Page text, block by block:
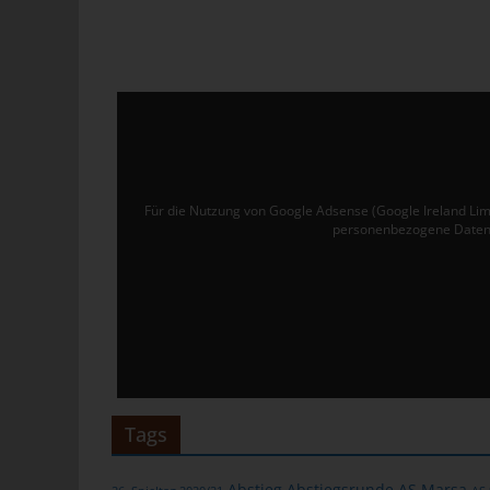
Für die Nutzung von Google Adsense (Google Ireland
personenbezogene
Tags